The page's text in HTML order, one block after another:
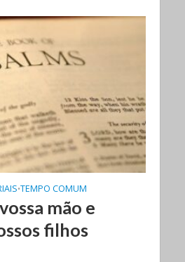
•TEMPO COMUM
mão e
filhos